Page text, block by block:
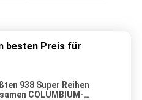
besten Preis für
938 Super Reihen
COLUMBIUM-